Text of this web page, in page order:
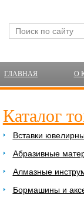
ГЛАВНАЯ О
Каталог
Вставки
Абразивные
Алмазные
Бормашины и